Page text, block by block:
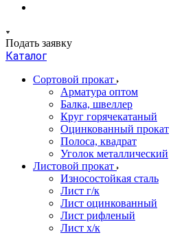
Подать заявку
Каталог
Сортовой прокат
Арматура оптом
Балка, швеллер
Круг горячекатаный
Оцинкованный прокат
Полоса, квадрат
Уголок металлический
Листовой прокат
Износостойкая сталь
Лист г/к
Лист оцинкованный
Лист рифленый
Лист х/к